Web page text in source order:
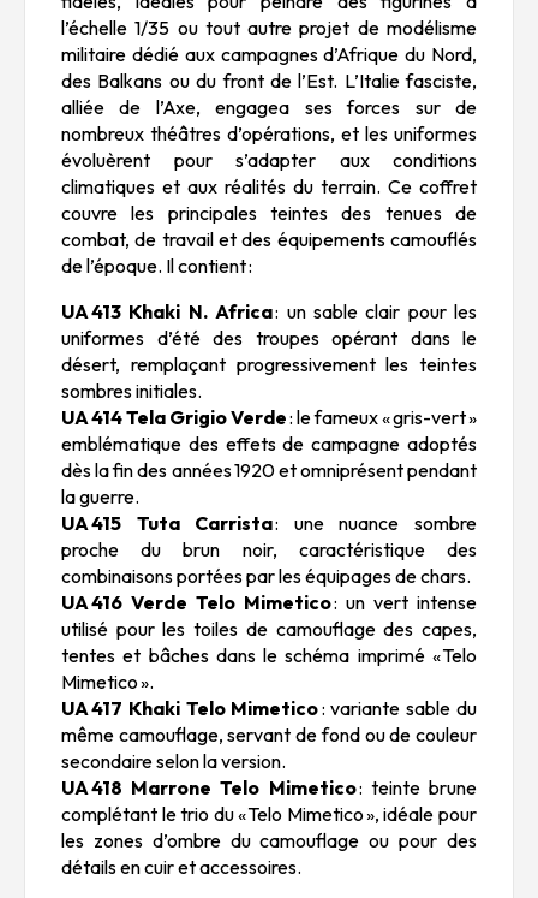
l’échelle 1/35 ou tout autre projet de modélisme
militaire dédié aux campagnes d’Afrique du Nord,
des Balkans ou du front de l’Est. L’Italie fasciste,
alliée de l’Axe, engagea ses forces sur de
nombreux théâtres d’opérations, et les uniformes
évoluèrent pour s’adapter aux conditions
climatiques et aux réalités du terrain. Ce coffret
couvre les principales teintes des tenues de
combat, de travail et des équipements camouflés
de l’époque. Il contient :
UA 413 Khaki N. Africa: un sable clair pour les
uniformes d’été des troupes opérant dans le
désert, remplaçant progressivement les teintes
sombres initiales.
UA 414 Tela Grigio Verde: le fameux « gris-vert »
emblématique des effets de campagne adoptés
dès la fin des années 1920 et omniprésent pendant
la guerre.
UA 415 Tuta Carrista: une nuance sombre
proche du brun noir, caractéristique des
combinaisons portées par les équipages de chars.
UA 416 Verde Telo Mimetico: un vert intense
utilisé pour les toiles de camouflage des capes,
tentes et bâches dans le schéma imprimé « Telo
Mimetico ».
UA 417 Khaki Telo Mimetico: variante sable du
même camouflage, servant de fond ou de couleur
secondaire selon la version.
UA 418 Marrone Telo Mimetico: teinte brune
complétant le trio du « Telo Mimetico », idéale pour
les zones d’ombre du camouflage ou pour des
détails en cuir et accessoires.